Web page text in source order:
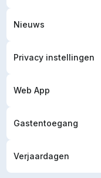
Nieuws
Privacy instellingen
Web App
Gastentoegang
Verjaardagen